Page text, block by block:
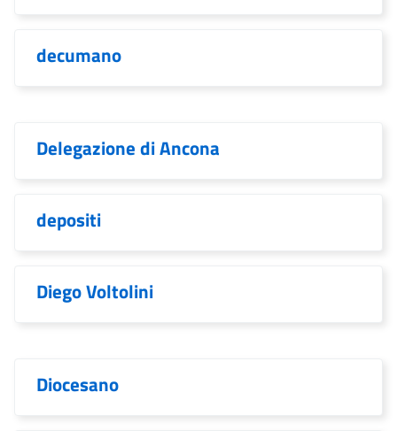
decumano
Delegazione di Ancona
depositi
Diego Voltolini
Diocesano